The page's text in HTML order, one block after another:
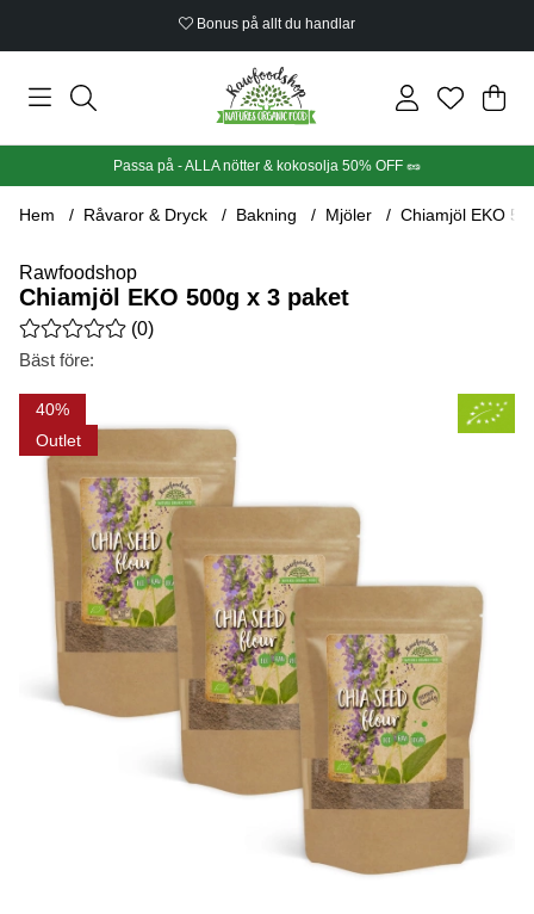
Bonus på allt du handlar
Din
.
Passa på - ALLA nötter & kokosolja 50% OFF 🥜
Hem Råvaror & Dryck Bakning Mjöler Chiamjöl EKO
Rawfoodshop
Chiamjöl EKO 500g x 3 paket
Medelbetyg 0 av 5 Antal betyg 0
(0)
Bäst före:
40
Outlet
Produktbilder Chiamjöl EKO 500g x 3 paket